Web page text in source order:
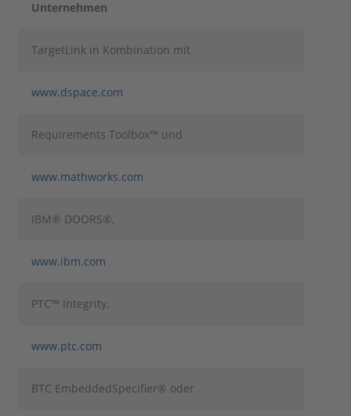
Unternehmen
TargetLink in Kombination mit
www.dspace.com
Requirements Toolbox™ und
www.mathworks.com
IBM® DOORS®,
www.ibm.com
PTC™ Integrity,
www.ptc.com
BTC EmbeddedSpecifier® oder